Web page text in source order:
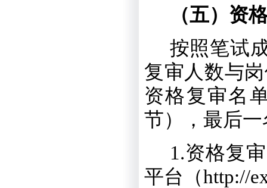
（五）资
按照笔试
复审人数与
资格复审名
节）， 最后
1.资格复
平台（http://